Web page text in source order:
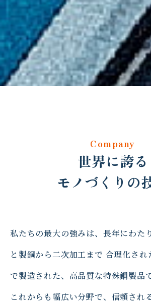
Company
世界に誇る
モノづくりの
私たちの最大の強みは、長年にわた
と製鋼から二次加工まで 合理化され
で製造された、高品質な特殊鋼製品で
これからも幅広い分野で、信頼され